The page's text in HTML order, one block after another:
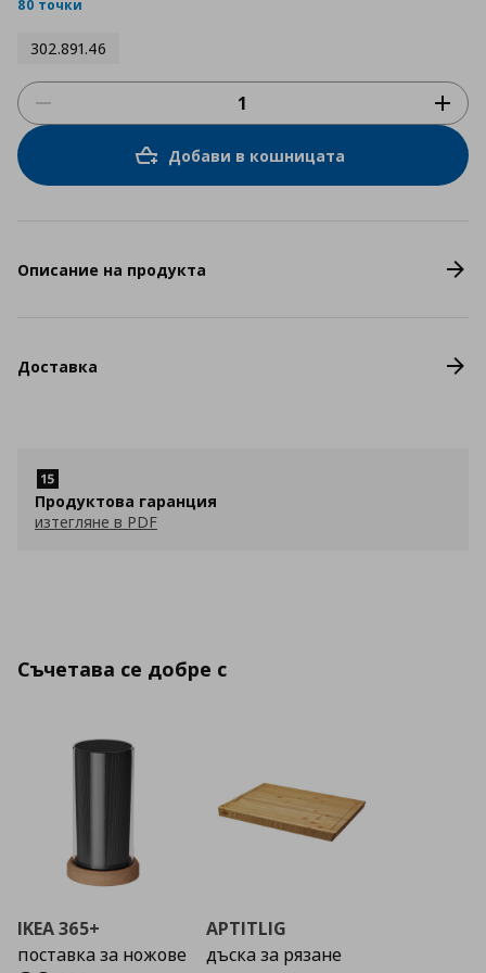
80 точки
302.891.46
Добави в кошницата
Описание на продукта
Доставка
Продуктова гаранция
изтегляне в PDF
Съчетава се добре с
IKEA 365+
поставка за ножове
APTITLIG
дъска за рязане